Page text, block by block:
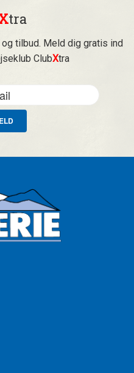
tra
tilbud. Meld dig gratis ind
ClubXtra